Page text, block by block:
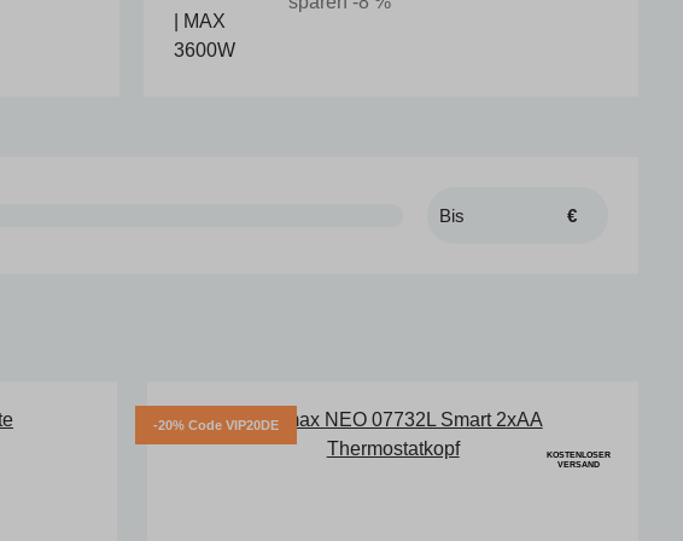
€
-20% Code VIP20DE
KOSTENLOSER
VERSAND